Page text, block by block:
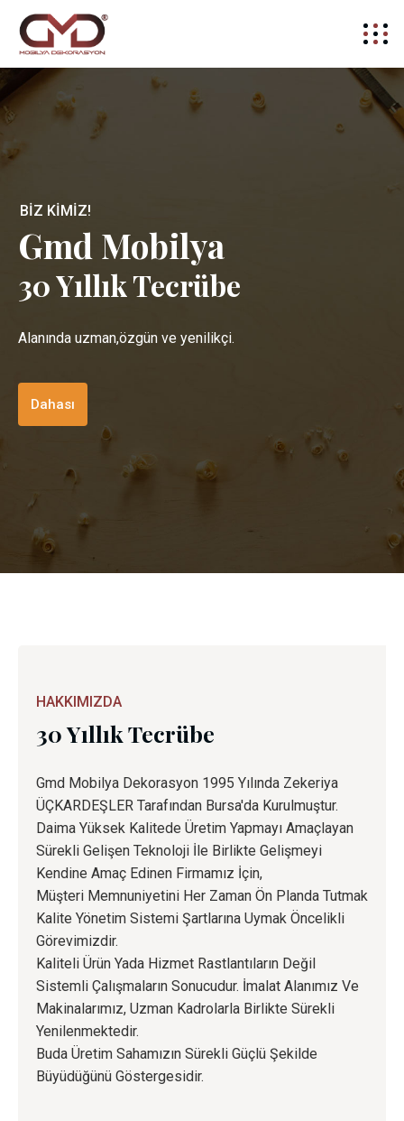
Dahası
BIZ KIMIZ!
30 Yıllık Tecrübe
Alanında uzman,özgün ve yenilikçi.
Gmd Mobilya
HAKKIMIZDA
30 Yıllık Tecrübe
Gmd Mobilya Dekorasyon 1995 Yılında Zekeriya
ÜÇKARDEŞLER Tarafından Bursa'da Kurulmuştur.
Daima Yüksek Kalitede Üretim Yapmayı Amaçlayan
Sürekli Gelişen Teknoloji İle Birlikte Gelişmeyi
Kendine Amaç Edinen Firmamız İçin,
Müşteri Memnuniyetini Her Zaman Ön Planda Tutmak
Kalite Yönetim Sistemi Şartlarına Uymak Öncelikli
Görevimizdir.
Kaliteli Ürün Yada Hizmet Rastlantıların Değil
Sistemli Çalışmaların Sonucudur. İmalat Alanımız Ve
Makinalarımız, Uzman Kadrolarla Birlikte Sürekli
Yenilenmektedir.
Buda Üretim Sahamızın Sürekli Güçlü Şekilde
Büyüdüğünü Göstergesidir.